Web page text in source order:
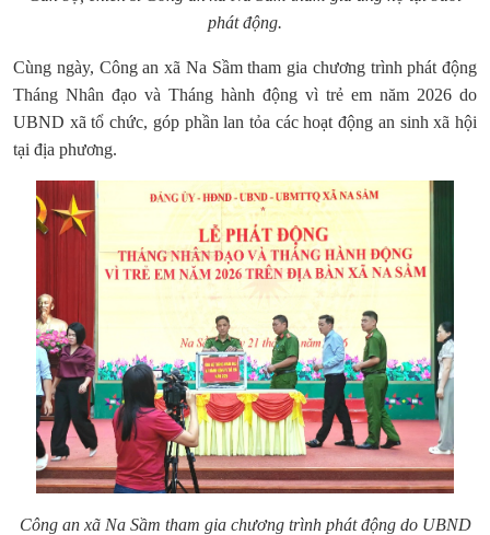
phát động.
Cùng ngày, Công an xã Na Sầm tham gia chương trình phát động
Tháng Nhân đạo và Tháng hành động vì trẻ em năm 2026 do
UBND xã tổ chức, góp phần lan tỏa các hoạt động an sinh xã hội
tại địa phương.
Công an xã Na Sầm tham gia chương trình phát động do UBND